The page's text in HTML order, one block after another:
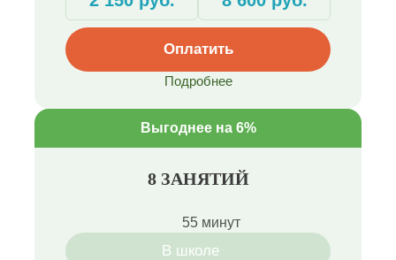
Оплатить
Подробнее
Выгоднее на 6%
8 ЗАНЯТИЙ
55 минут
В школе